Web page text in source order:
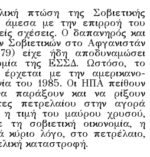
πτώση της Σοβιετικής
άμεσα με την επιρροή του
σχέσεις. Ο δαπανηρός και
Σοβιετικών στο Αφγανιστάν
είχε ήδη αποδυναμώσει
της ΕΣΣΔ. Ωστόσο, το
έρχεται με την αμερικανο-
του 1985. Οι ΗΠΑ πείθουν
παράξουν και να ρίξουν
πετρελαίου στην αγορά
η τιμή του μαύρου χρυσού,
σοβιετική οικονομία, η
κύριο λόγο, στο πετρέλαιο,
καταστροφή.